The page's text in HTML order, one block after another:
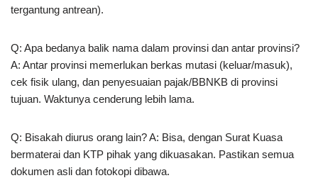
tergantung antrean).
Q: Apa bedanya balik nama dalam provinsi dan antar provinsi?
A: Antar provinsi memerlukan berkas mutasi (keluar/masuk),
cek fisik ulang, dan penyesuaian pajak/BBNKB di provinsi
tujuan. Waktunya cenderung lebih lama.
Q: Bisakah diurus orang lain? A: Bisa, dengan Surat Kuasa
bermaterai dan KTP pihak yang dikuasakan. Pastikan semua
dokumen asli dan fotokopi dibawa.